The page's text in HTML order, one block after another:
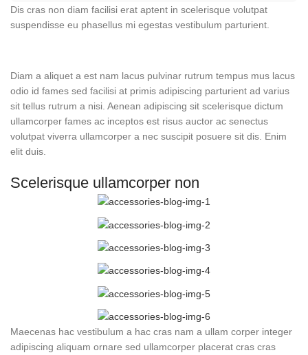
Dis cras non diam facilisi erat aptent in scelerisque volutpat
suspendisse eu phasellus mi egestas vestibulum parturient.
Diam a aliquet a est nam lacus pulvinar rutrum tempus mus lacus
odio id fames sed facilisi at primis adipiscing parturient ad varius
sit tellus rutrum a nisi. Aenean adipiscing sit scelerisque dictum
ullamcorper fames ac inceptos est risus auctor ac senectus
volutpat viverra ullamcorper a nec suscipit posuere sit dis. Enim
elit duis.
Scelerisque ullamcorper non
Maecenas hac vestibulum a hac cras nam a ullam corper integer
adipiscing aliquam ornare sed ullamcorper placerat cras cras